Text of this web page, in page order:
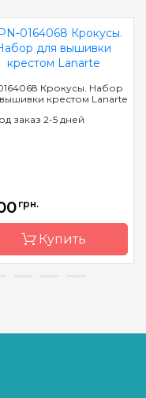
Крокусы. Набор
крестом Lanarte
заказ 2-5 дней
грн.
Купить
Бельгия